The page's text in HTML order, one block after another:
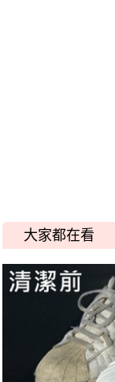
大家都在看